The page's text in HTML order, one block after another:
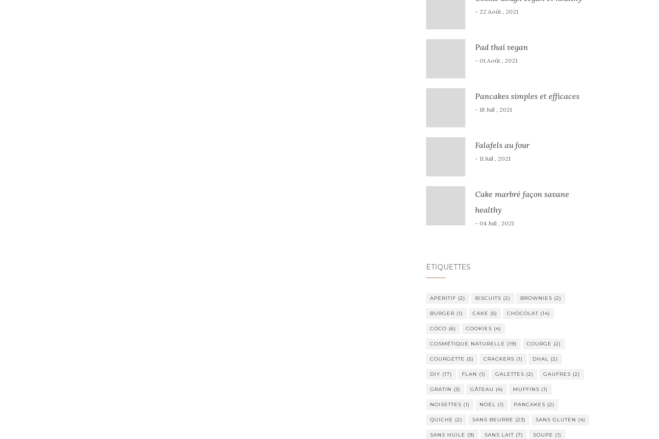
- 22 Août , 2021
Pad thaï vegan
- 01 Août , 2021
Pancakes simples et efficaces
- 18 Juil , 2021
Falafels au four
- 11 Juil , 2021
Cake marbré façon savane
healthy
- 04 Juil , 2021
ÉTIQUETTES
APÉRITIF (2) BISCUITS (2) BROWNIES (2)
BURGER (1) CAKE (5) CHOCOLAT(14)
COCO (6) COOKIES (4)
COSMÉTIQUE NATURELLE (19) COURGE (2)
COURGETTE (5) CRACKERS (1) DHAL (2)
DIY (17) FLAN (1) GALETTES (2) GAUFRES (2)
GRATIN (3) GÂTEAU (4) MUFFINS (1)
NOISETTES (1) NOËL (1) PANCAKES (2)
QUICHE (2) SANS BEURRE (23) SANS GLUTEN (4)
SANS HUILE (9) SANS LAIT(7) SOUPE (1)